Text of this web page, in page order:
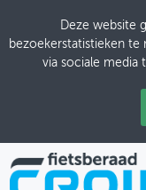
Deze website
bezoekerstatistieken
via sociale media